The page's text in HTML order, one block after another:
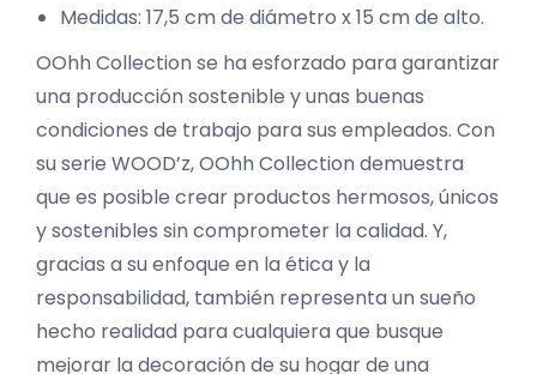
Medidas: 17,5 cm de diámetro x 15 cm de alto.
OOhh Collection se ha esforzado para garantizar
una producción sostenible y unas buenas
condiciones de trabajo para sus empleados. Con
su serie WOOD’z, OOhh Collection demuestra
que es posible crear productos hermosos, únicos
y sostenibles sin comprometer la calidad. Y,
gracias a su enfoque en la ética y la
responsabilidad, también representa un sueño
hecho realidad para cualquiera que busque
mejorar la decoración de su hogar de una